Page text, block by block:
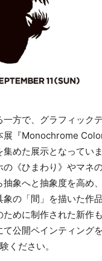
方で、グラフィック
展『Monochrome
めた展示となっていま
《ひまわり》やマネ
象へと抽象度を高め
の「間」を描いた作
めに制作された新作も
公開ペインティング
ください。